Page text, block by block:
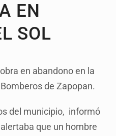
EN
SOL
en abandono en la
de Zapopan.
del municipio, informó
que un hombre